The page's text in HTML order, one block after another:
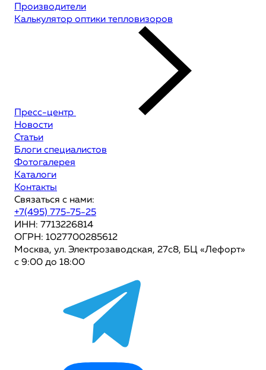
Производители
Калькулятор оптики тепловизоров
Пресс-центр
Новости
Статьи
Блоги специалистов
Фотогалерея
Каталоги
Контакты
Связаться с нами:
+7(495) 775-75-25
ИНН: 7713226814
ОГРН: 1027700285612
Москва, ул. Электрозаводская, 27с8, БЦ «Лефорт»
с 9:00 до 18:00